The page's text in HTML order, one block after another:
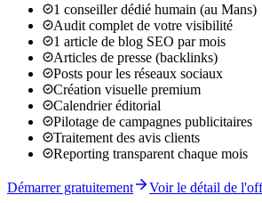
1 conseiller dédié humain (au Mans)
Audit complet de votre visibilité
1 article de blog SEO par mois
Articles de presse (backlinks)
Posts pour les réseaux sociaux
Création visuelle premium
Calendrier éditorial
Pilotage de campagnes publicitaires
Traitement des avis clients
Reporting transparent chaque mois
Démarrer gratuitement
Voir le détail de